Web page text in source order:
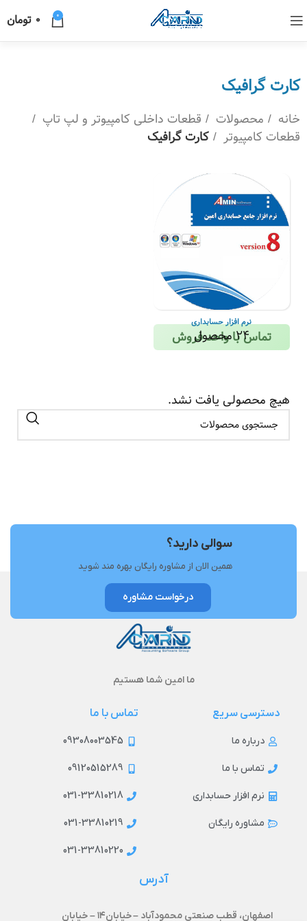
0
0 تومان
کارت گرافیک
خانه محصولات
قطعات داخلی کامپیوتر و لپ تاپ
قطعات کامپیوتر
کارت گرافیک
نرم افزار حسابداری
24 محصول
تماس با واحد فروش
هیچ محصولی یافت نشد.
سوالی دارید؟
همین الان از مشاوره رایگان بهره مند شوید
درخواست مشاوره
ما امین شما هستیم
دسترسی سریع
درباره ما
تماس با ما
نرم افزار حسابداری
مشاوره رایگان
تماس با ما
09308003545
09120515289
031-33810218
031-33810219
031-33810220
آدرس
اصفهان، قطب صنعتی محمودآباد –خیابان۱۴ – خیابان